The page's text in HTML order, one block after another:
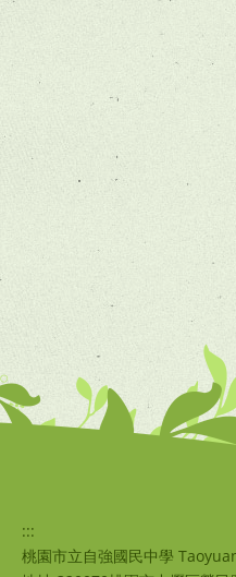
:::
桃園市立自強國民中學